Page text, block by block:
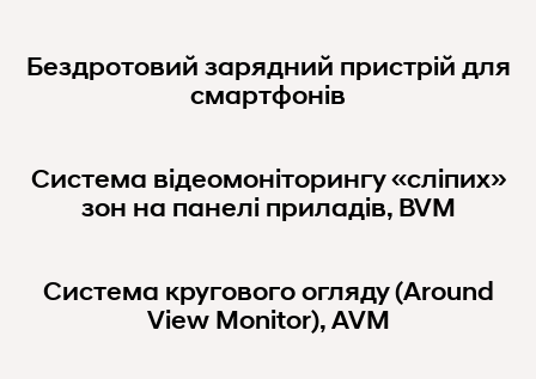
Бездротовий зарядний пристрій для
смартфонів
Система відеомоніторингу «сліпих»
зон на панелі приладів, BVM
Система кругового огляду (Around
View Monitor), AVM